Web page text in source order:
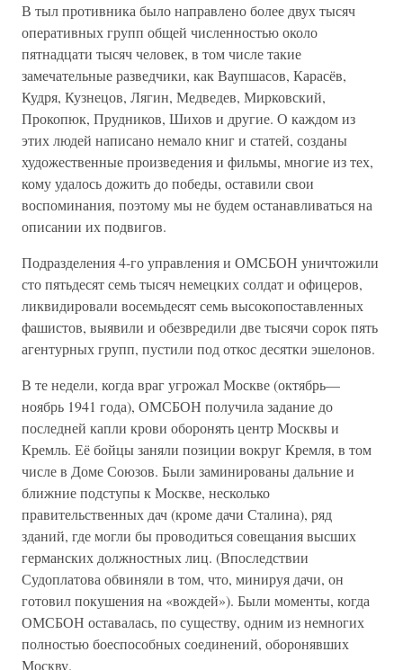
В тыл противника было направлено более двух тысяч
оперативных групп общей численностью около
пятнадцати тысяч человек, в том числе такие
замечательные разведчики, как Ваупшасов, Карасёв,
Кудря, Кузнецов, Лягин, Медведев, Мирковский,
Прокопюк, Прудников, Шихов и другие. О каждом из
этих людей написано немало книг и статей, созданы
художественные произведения и фильмы, многие из тех,
кому удалось дожить до победы, оставили свои
воспоминания, поэтому мы не будем останавливаться на
описании их подвигов.
Подразделения 4-го управления и ОМСБОН уничтожили
сто пятьдесят семь тысяч немецких солдат и офицеров,
ликвидировали восемьдесят семь высокопоставленных
фашистов, выявили и обезвредили две тысячи сорок пять
агентурных групп, пустили под откос десятки эшелонов.
В те недели, когда враг угрожал Москве (октябрь—
ноябрь 1941 года), ОМСБОН получила задание до
последней капли крови оборонять центр Москвы и
Кремль. Её бойцы заняли позиции вокруг Кремля, в том
числе в Доме Союзов. Были заминированы дальние и
ближние подступы к Москве, несколько
правительственных дач (кроме дачи Сталина), ряд
зданий, где могли бы проводиться совещания высших
германских должностных лиц. (Впоследствии
Судоплатова обвиняли в том, что, минируя дачи, он
готовил покушения на «вождей»). Были моменты, когда
ОМСБОН оставалась, по существу, одним из немногих
полностью боеспособных соединений, оборонявших
Москву.